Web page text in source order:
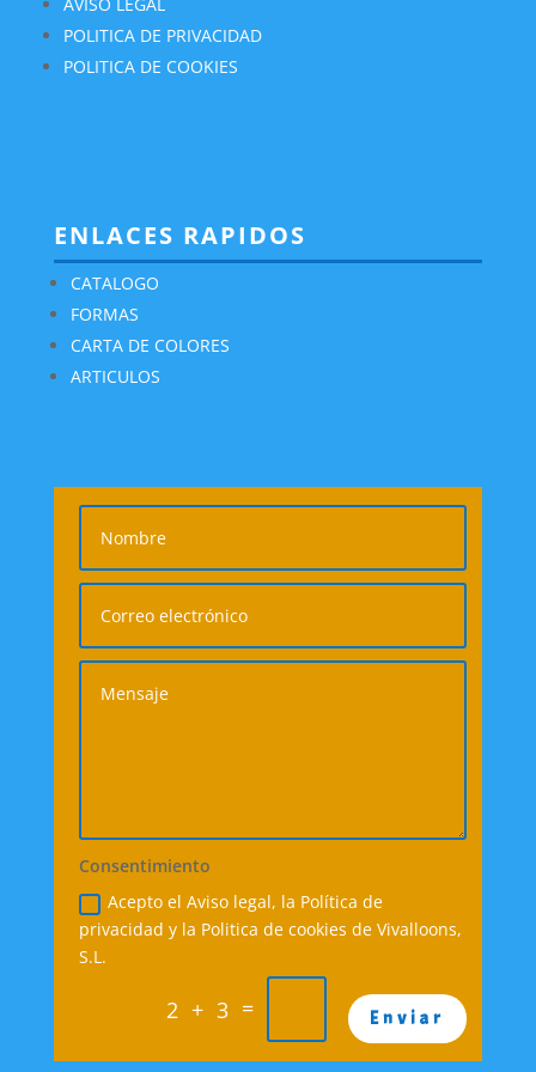
AVISO LEGAL
POLITICA DE PRIVACIDAD
POLITICA DE COOKIES
ENLACES RAPIDOS
CATALOGO
FORMAS
CARTA DE COLORES
ARTICULOS
Consentimiento
Acepto el Aviso legal, la Política de
privacidad y la Politica de cookies de Vivalloons,
S.L.
2 + 3 = Enviar